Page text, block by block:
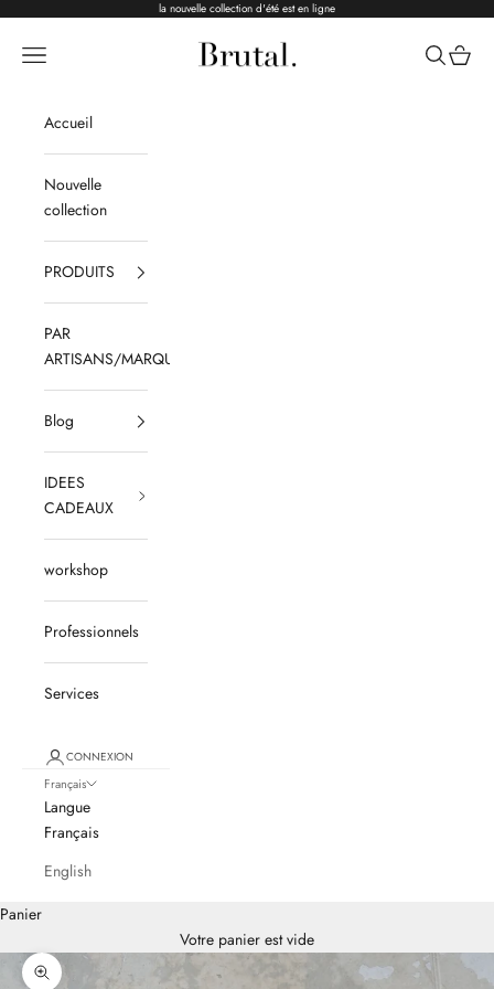
la nouvelle collection d'été est en ligne
Brutal Ceramics
Menu Recherche
Panier
Accueil
Nouvelle
collection
PRODUITS
PAR
ARTISANS/MARQUES
Blog
IDEES
CADEAUX
workshop
Professionnels
Services
CONNEXION
Français
Langue
Français
English
Panier
Votre panier est vide
Zoomer sur l'image